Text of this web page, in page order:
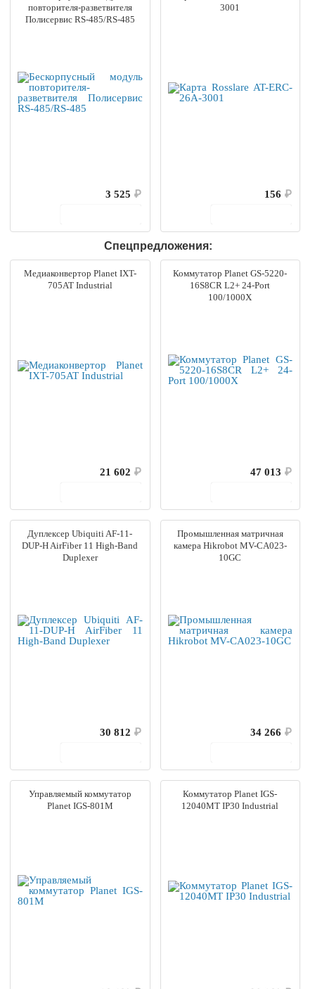
повторителя-разветвителя
Полисервис RS-485/RS-485
3 525 ₽
3001
156 ₽
Спецпредложения:
Медиаконвертор Planet IXT-
705AT Industrial
21 602 ₽
Коммутатор Planet GS-5220-
16S8CR L2+ 24-Port
100/1000X
47 013 ₽
Дуплексер Ubiquiti AF-11-
DUP-H AirFiber 11 High-Band
Duplexer
30 812 ₽
Промышленная матричная
камера Hikrobot MV-CA023-
10GC
34 266 ₽
Управляемый коммутатор
Planet IGS-801M
Коммутатор Planet IGS-
12040MT IP30 Industrial